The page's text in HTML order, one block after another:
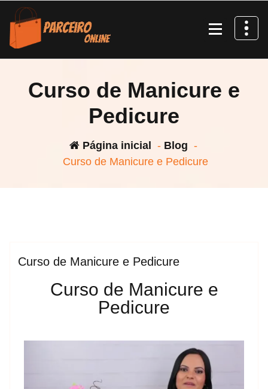
Curso de Manicure e
Pedicure
Página inicial - Blog -
Curso de Manicure e Pedicure
Blog
Curso de Manicure e Pedicure
Curso de Manicure e
Pedicure